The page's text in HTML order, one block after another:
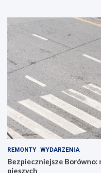
REMONTY WYDARZENIA
Bezpieczniejsze Borówno:
pieszych